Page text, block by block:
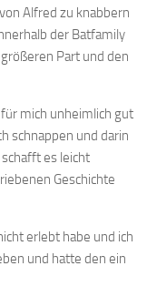
Alfred zu knabbern
der Batfamily
Part und den
mich unheimlich gut
schnappen und darin
es leicht
Geschichte
erlebt habe und ich
und hatte den ein